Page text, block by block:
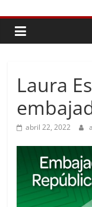
Laura
abril 22, 2022